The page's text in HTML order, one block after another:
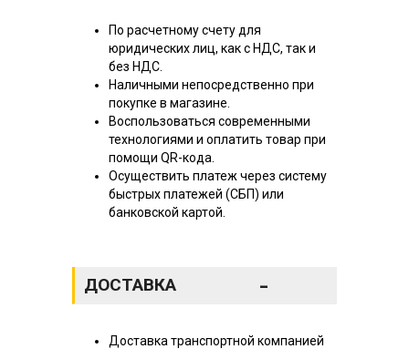
По расчетному счету для
юридических лиц, как с НДС, так и
без НДС.
Наличными непосредственно при
покупке в магазине.
Воспользоваться современными
технологиями и оплатить товар при
помощи QR-кода.
Осуществить платеж через систему
быстрых платежей (СБП) или
банковской картой.
ДОСТАВКА -
Доставка транспортной компанией